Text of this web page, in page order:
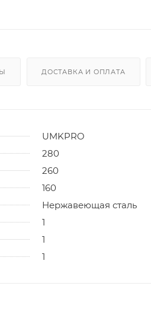
ДОСТАВКА И ОПЛАТА
UMKPRO
280
260
160
Нержавеющая сталь
1
1
1